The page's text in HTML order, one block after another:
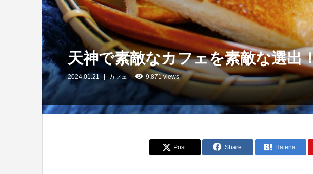
天神で素敵なカフェを素敵な選出
2024.01.21 カフェ 9,871 views
Post Share Hatena